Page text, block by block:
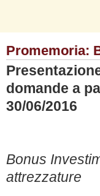
Promemoria:
domande a
30/06/2016
Bonus
attrezzature